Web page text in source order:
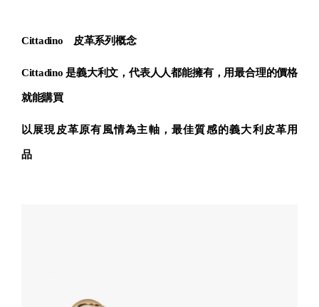
Cittadino 皮革系列概念
Cittadino 是義大利文，代表人人都能擁有，用最合理的價格
就能購買
以展現皮革原有風情為主軸，最佳質感的義大利皮革用
品